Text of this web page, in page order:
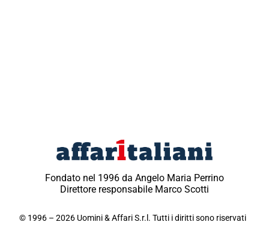
Fondato nel 1996 da Angelo Maria Perrino
Direttore responsabile Marco Scotti
© 1996 – 2026 Uomini & Affari S.r.l. Tutti i diritti sono riservati